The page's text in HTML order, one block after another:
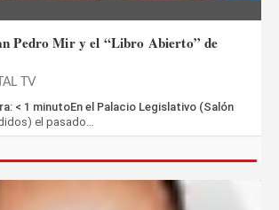
Pedro Mir y el “Libro Abierto” de
TV
< 1 minutoEn el Palacio Legislativo (Salón
el pasado…